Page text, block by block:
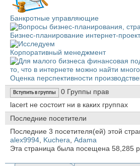
Банкротные управляющие
Бизнес-планирование интернет-
Корпоративный менеджмент
Оценка перспективности
Вступить в группы 0 Группы прав
lacert не состоит ни в каких группах
Последние посетители
Последние 3 посетителя(ей) этой
alex9994, Kuchera, Аdama
Эта страница была посещена 58,285